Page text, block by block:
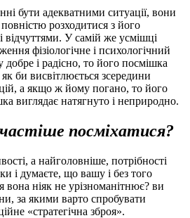
бути адекватними ситуації, вони
розходитися з його
відчуттями. У самій же усмішці
фізіологічне і психологічний
і радісно, ​​то його посмішка
би висвітлюється зсередини
а якщо ж йому погано, то його
виглядає натягнуто і неприродно.
посміхатися?
а найголовніше, потрібності
і думаєте, що вашу і без того
вона ніяк не урізноманітнює? ви
за якими варто спробувати
«стратегічна зброя».